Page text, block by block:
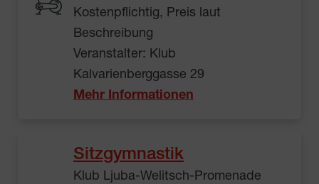
Kostenpflichtig, Preis laut
Beschreibung
Veranstalter: Klub
Kalvarienberggasse 29
Mehr Informationen
Sitzgymnastik
Klub Ljuba-Welitsch-Promenade